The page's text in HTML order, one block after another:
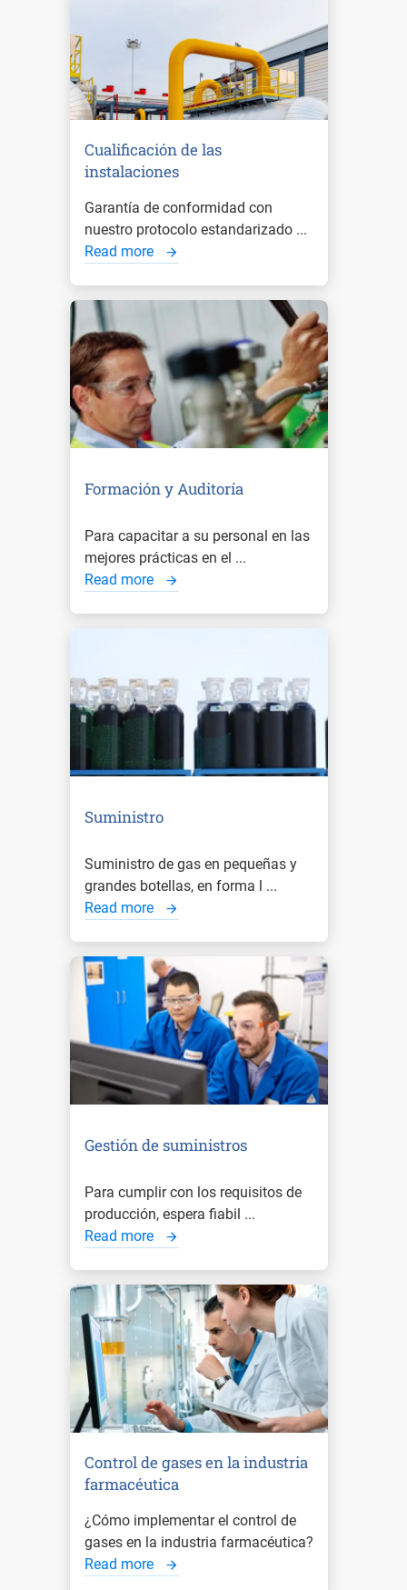
Cualificación de las
instalaciones
Garantía de conformidad con
nuestro protocolo estandarizado ...
Read more
Formación y Auditoría
Para capacitar a su personal en las
mejores prácticas en el ...
Read more
Suministro
Suministro de gas en pequeñas y
grandes botellas, en forma l ...
Read more
Gestión de suministros
Para cumplir con los requisitos de
producción, espera fiabil ...
Read more
Control de gases en la industria
farmacéutica
¿Cómo implementar el control de
gases en la industria farmacéutica?
Read more